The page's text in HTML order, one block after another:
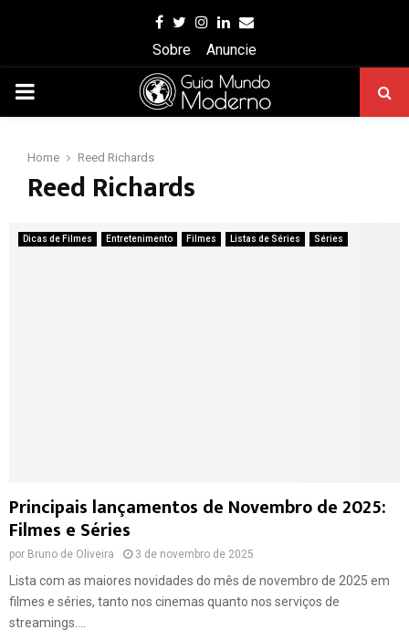
Facebook
Twitter
Instagram
Linkedin
Email
Sobre
Anuncie
PRIMARY
Home Reed Richards
Reed Richards
Dicas de Filmes Entretenimento Filmes Listas de Séries Séries
Principais lançamentos de Novembro de 2025:
Filmes e Séries
por Bruno de Oliveira 3 de novembro de 2025
Lista com as maiores novidades do mês de novembro de 2025 em
filmes e séries, tanto nos cinemas quanto nos serviços de
streamings....